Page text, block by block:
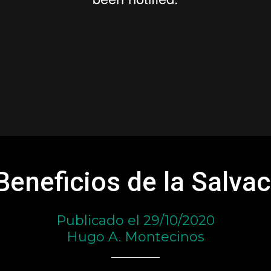
de la
Publicado el 29/10/2020
Hugo A. Montecinos